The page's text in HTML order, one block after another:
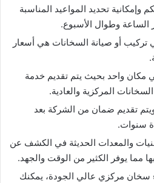
تحديد المواعيد المناسبة
الساعة وطوال الأسبوع.
تركيب أو صيانة السخانات هي أسعار
مكان واحد بحيث يتم تقديم خدمة
المركزية والعادية.
تقديم ضمان من الشركة بعد
سنوات.
والمعدات الحديثة في الكشف عن
مما يوفر الكثير من الوقت والجهد.
مركزي عالي الجودة، يمكنك